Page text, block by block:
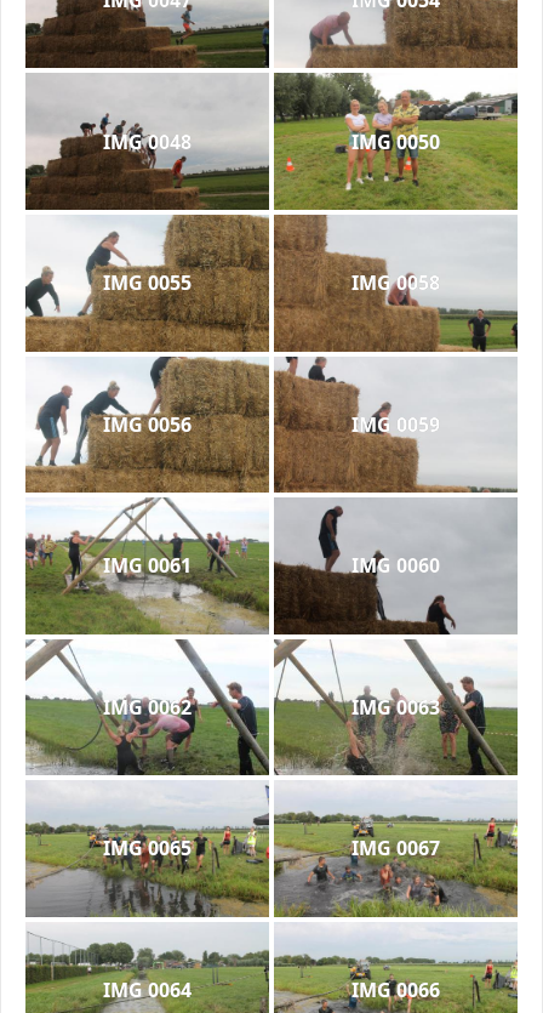
IMG 0048 IMG 0050
IMG 0055 IMG 0058
IMG 0056 IMG 0059
IMG 0061 IMG 0060
IMG 0062 IMG 0063
IMG 0065 IMG 0067
IMG 0064 IMG 0066